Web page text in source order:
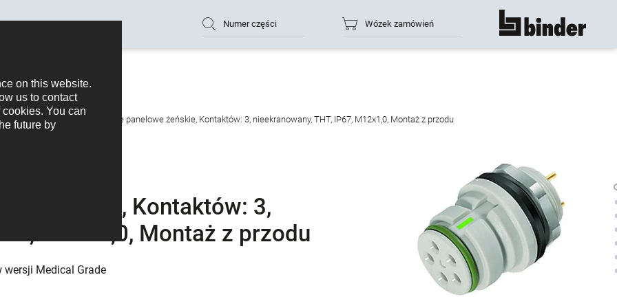
Numer części Wózek zamówień rozwiń
miniaturowy Zatrzask Złącze panelowe żeńskie, Kontaktów: 3, nieekranowany, THT, IP67, M12x1,0, Montaż z przodu
żeńskie, Kontaktów: 3,
M12x1,0, Montaż z przodu
wersji Medical Grade